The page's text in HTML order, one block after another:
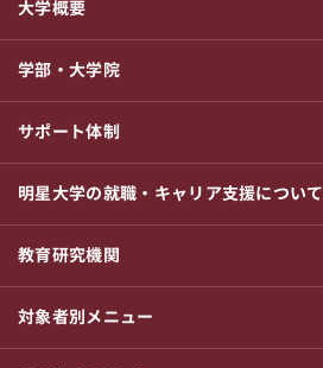
大学概要
学部・大学院
サポート体制
明星大学の就職・キャリア支援について
教育研究機関
対象者別メニュー